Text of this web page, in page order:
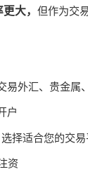
大， 但作为交
易外汇、贵金属
户
选择适合您的交
资